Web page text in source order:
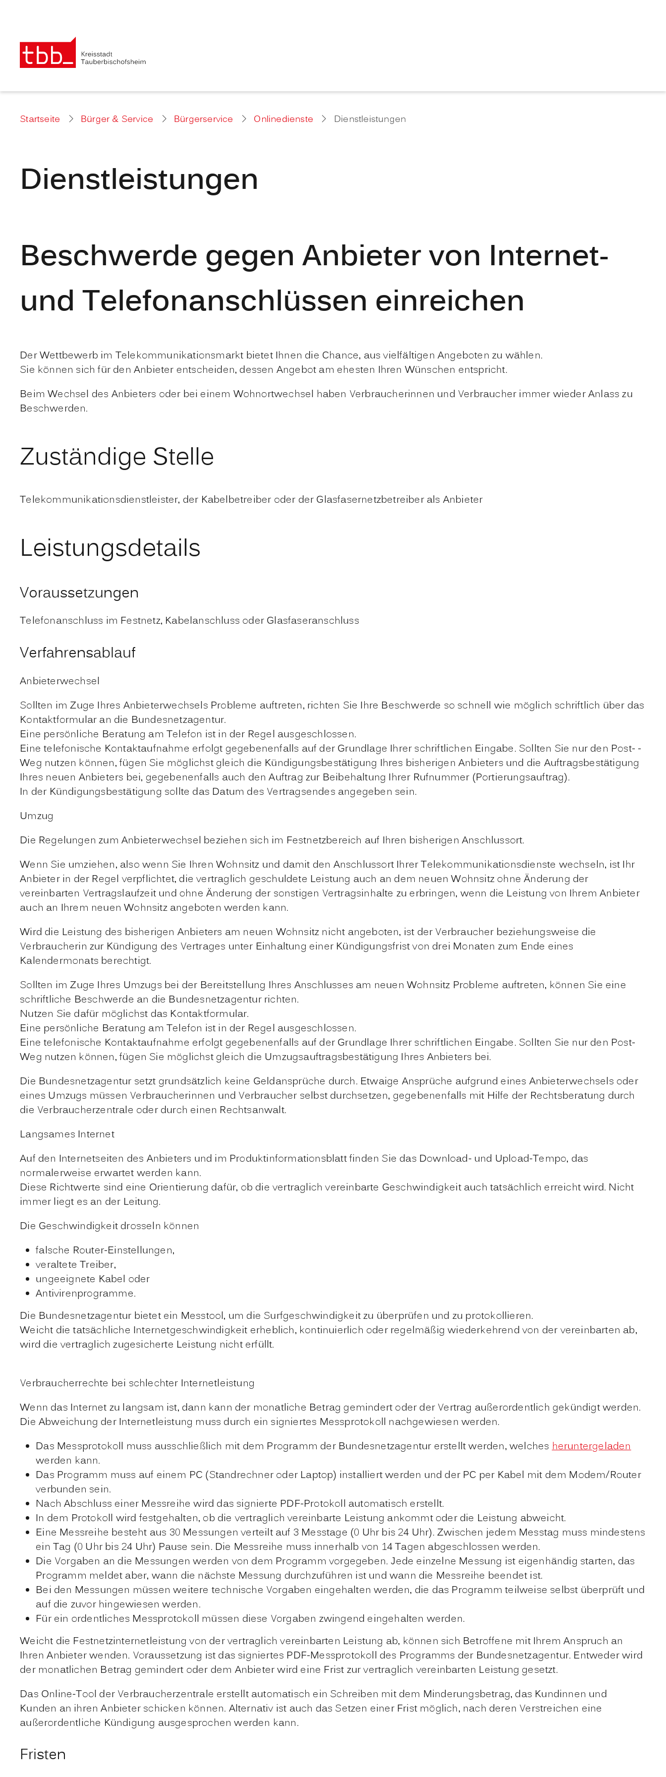
Startseite Bürger & Service Bürgerservice Onlinedienste Dienstleistungen
Dienstleistungen
Beschwerde gegen Anbieter von Internet-
und Telefonanschlüssen einreichen
Der Wettbewerb im Telekommunikationsmarkt bietet Ihnen die Chance, aus vielfältigen Angeboten zu wählen.
Sie können sich für den Anbieter entscheiden, dessen Angebot am ehesten Ihren Wünschen entspricht.
Beim Wechsel des Anbieters oder bei einem Wohnortwechsel haben Verbraucherinnen und Verbraucher immer wieder Anlass zu
Beschwerden.
Zuständige Stelle
Telekommunikationsdienstleister, der Kabelbetreiber oder der Glasfasernetzbetreiber als Anbieter
Leistungsdetails
Voraussetzungen
Telefonanschluss im Festnetz, Kabelanschluss oder Glasfaseranschluss
Verfahrensablauf
Anbieterwechsel
Sollten im Zuge Ihres Anbieterwechsels Probleme auftreten, richten Sie Ihre Beschwerde so schnell wie möglich schriftlich über das
Kontaktformular an die Bundesnetzagentur.
Eine persönliche Beratung am Telefon ist in der Regel ausgeschlossen.
Eine telefonische Kontaktaufnahme erfolgt gegebenenfalls auf der Grundlage Ihrer schriftlichen Eingabe. Sollten Sie nur den Post- -
Weg nutzen können, fügen Sie möglichst gleich die Kündigungsbestätigung Ihres bisherigen Anbieters und die Auftragsbestätigung
Ihres neuen Anbieters bei, gegebenenfalls auch den Auftrag zur Beibehaltung Ihrer Rufnummer (Portierungsauftrag).
In der Kündigungsbestätigung sollte das Datum des Vertragsendes angegeben sein.
Umzug
Die Regelungen zum Anbieterwechsel beziehen sich im Festnetzbereich auf Ihren bisherigen Anschlussort.
Wenn Sie umziehen, also wenn Sie Ihren Wohnsitz und damit den Anschlussort Ihrer Telekommunikationsdienste wechseln, ist Ihr
Anbieter in der Regel verpflichtet, die vertraglich geschuldete Leistung auch an dem neuen Wohnsitz ohne Änderung der
vereinbarten Vertragslaufzeit und ohne Änderung der sonstigen Vertragsinhalte zu erbringen, wenn die Leistung von Ihrem Anbieter
auch an Ihrem neuen Wohnsitz angeboten werden kann.
Wird die Leistung des bisherigen Anbieters am neuen Wohnsitz nicht angeboten, ist der Verbraucher beziehungsweise die
Verbraucherin zur Kündigung des Vertrages unter Einhaltung einer Kündigungsfrist von drei Monaten zum Ende eines
Kalendermonats berechtigt.
Sollten im Zuge Ihres Umzugs bei der Bereitstellung Ihres Anschlusses am neuen Wohnsitz Probleme auftreten, können Sie eine
schriftliche Beschwerde an die Bundesnetzagentur richten.
Nutzen Sie dafür möglichst das Kontaktformular.
Eine persönliche Beratung am Telefon ist in der Regel ausgeschlossen.
Eine telefonische Kontaktaufnahme erfolgt gegebenenfalls auf der Grundlage Ihrer schriftlichen Eingabe. Sollten Sie nur den Post-
Weg nutzen können, fügen Sie möglichst gleich die Umzugsauftragsbestätigung Ihres Anbieters bei.
Die Bundesnetzagentur setzt grundsätzlich keine Geldansprüche durch. Etwaige Ansprüche aufgrund eines Anbieterwechsels oder
eines Umzugs müssen Verbraucherinnen und Verbraucher selbst durchsetzen, gegebenenfalls mit Hilfe der Rechtsberatung durch
die Verbraucherzentrale oder durch einen Rechtsanwalt.
Langsames Internet
Auf den Internetseiten des Anbieters und im Produktinformationsblatt finden Sie das Download- und Upload-Tempo, das
normalerweise erwartet werden kann.
Diese Richtwerte sind eine Orientierung dafür, ob die vertraglich vereinbarte Geschwindigkeit auch tatsächlich erreicht wird. Nicht
immer liegt es an der Leitung.
Die Geschwindigkeit drosseln können
falsche Router-Einstellungen,
veraltete Treiber,
ungeeignete Kabel oder
Antivirenprogramme.
Die Bundesnetzagentur bietet ein Messtool, um die Surfgeschwindigkeit zu überprüfen und zu protokollieren.
Weicht die tatsächliche Internetgeschwindigkeit erheblich, kontinuierlich oder regelmäßig wiederkehrend von der vereinbarten ab,
wird die vertraglich zugesicherte Leistung nicht erfüllt.
Verbraucherrechte bei schlechter Internetleistung
Wenn das Internet zu langsam ist, dann kann der monatliche Betrag gemindert oder der Vertrag außerordentlich gekündigt werden.
Die Abweichung der Internetleistung muss durch ein signiertes Messprotokoll nachgewiesen werden.
Das Messprotokoll muss ausschließlich mit dem Programm der Bundesnetzagentur erstellt werden, welchesheruntergeladen
werden kann.
Das Programm muss auf einem PC (Standrechner oder Laptop) installiert werden und der PC per Kabel mit dem Modem/Router
verbunden sein.
Nach Abschluss einer Messreihe wird das signierte PDF-Protokoll automatisch erstellt.
In dem Protokoll wird festgehalten, ob die vertraglich vereinbarte Leistung ankommt oder die Leistung abweicht.
Eine Messreihe besteht aus 30 Messungen verteilt auf 3 Messtage (0 Uhr bis 24 Uhr). Zwischen jedem Messtag muss mindestens
ein Tag (0 Uhr bis 24 Uhr) Pause sein. Die Messreihe muss innerhalb von 14 Tagen abgeschlossen werden.
Die Vorgaben an die Messungen werden von dem Programm vorgegeben. Jede einzelne Messung ist eigenhändig starten, das
Programm meldet aber, wann die nächste Messung durchzuführen ist und wann die Messreihe beendet ist.
Bei den Messungen müssen weitere technische Vorgaben eingehalten werden, die das Programm teilweise selbst überprüft und
auf die zuvor hingewiesen werden.
Für ein ordentliches Messprotokoll müssen diese Vorgaben zwingend eingehalten werden.
Weicht die Festnetzinternetleistung von der vertraglich vereinbarten Leistung ab, können sich Betroffene mit Ihrem Anspruch an
Ihren Anbieter wenden. Voraussetzung ist das signiertes PDF-Messprotokoll des Programms der Bundesnetzagentur. Entweder wird
der monatlichen Betrag gemindert oder dem Anbieter wird eine Frist zur vertraglich vereinbarten Leistung gesetzt.
Das Online-Tool der Verbraucherzentrale erstellt automatisch ein Schreiben mit dem Minderungsbetrag, das Kundinnen und
Kunden an ihren Anbieter schicken können. Alternativ ist auch das Setzen einer Frist möglich, nach deren Verstreichen eine
außerordentliche Kündigung ausgesprochen werden kann.
Fristen